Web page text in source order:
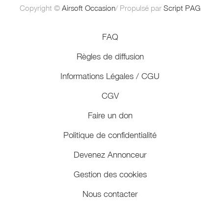
Copyright © Airsoft Occasion/ Propulsé par Script PAG
FAQ
Règles de diffusion
Informations Légales / CGU
CGV
Faire un don
Politique de confidentialité
Devenez Annonceur
Gestion des cookies
Nous contacter